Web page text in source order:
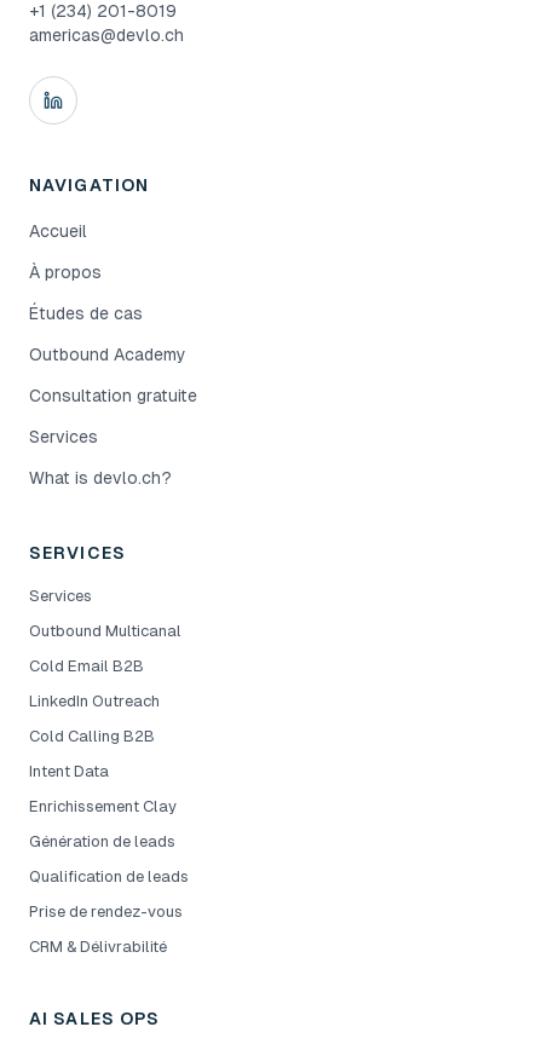
+1 (234) 201-8019
americas@devlo.ch
NAVIGATION
Accueil
À propos
Études de cas
Outbound Academy
Consultation gratuite
Services
What is devlo.ch?
SERVICES
Services
Outbound Multicanal
Cold Email B2B
LinkedIn Outreach
Cold Calling B2B
Intent Data
Enrichissement Clay
Génération de leads
Qualification de leads
Prise de rendez-vous
CRM & Délivrabilité
AI SALES OPS